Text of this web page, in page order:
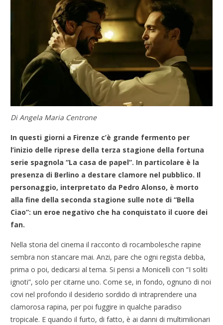
Di Angela Maria Centrone
In questi giorni a Firenze c’è grande fermento per
l’inizio delle riprese della terza stagione della fortuna
serie spagnola “La casa de papel”. In particolare è la
presenza di Berlino a destare clamore nel pubblico. Il
personaggio, interpretato da Pedro Alonso, è morto
alla fine della seconda stagione sulle note di “Bella
Ciao”: un eroe negativo che ha conquistato il cuore dei
fan.
Nella storia del cinema il racconto di rocambolesche rapine
sembra non stancare mai. Anzi, pare che ogni regista debba,
prima o poi, dedicarsi al tema. Si pensi a Monicelli con “I soliti
ignoti”, solo per citarne uno. Come se, in fondo, ognuno di noi
covi nel profondo il desiderio sordido di intraprendere una
clamorosa rapina, per poi fuggire in qualche paradiso
tropicale. E quando il furto, di fatto, è ai danni di multimilionari